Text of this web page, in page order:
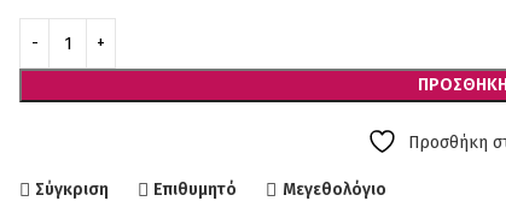
Προσθήκη
Σύγκριση Επιθυμητό Μεγεθολόγιο